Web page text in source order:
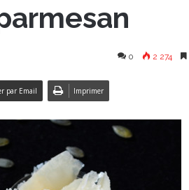
0 2 274
par Email Imprimer